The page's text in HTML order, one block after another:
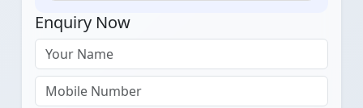
Enquiry Now